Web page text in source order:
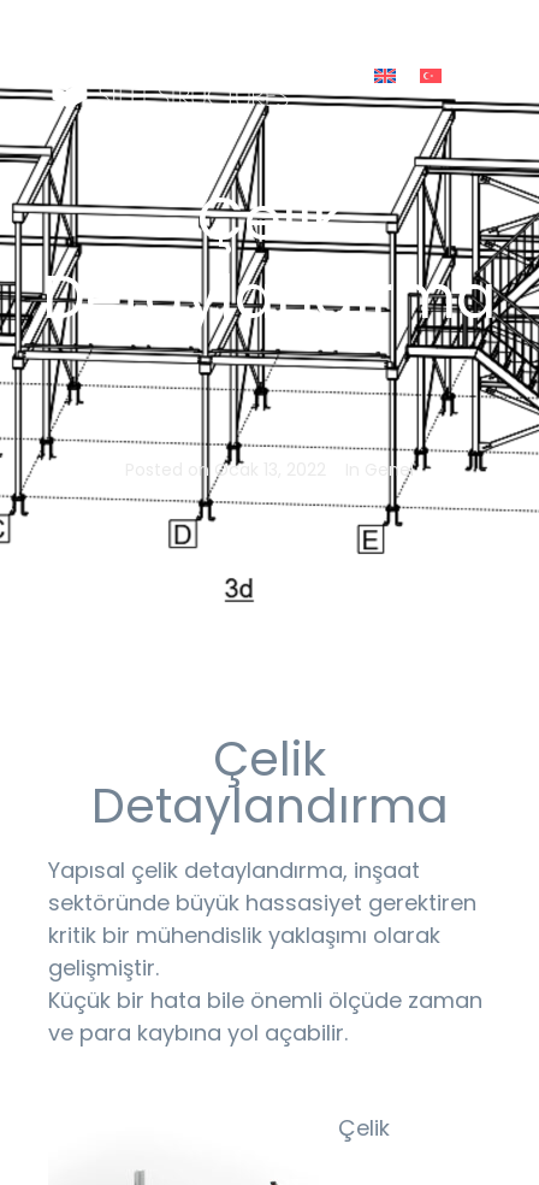
Çelik
Detaylandırma
Posted on Ocak 13, 2022 Genel
Çelik
Detaylandırma
Yapısal çelik detaylandırma, inşaat
sektöründe büyük hassasiyet gerektiren
kritik bir mühendislik yaklaşımı olarak
gelişmiştir.
Küçük bir hata bile önemli ölçüde zaman
ve para kaybına yol açabilir.
Çelik